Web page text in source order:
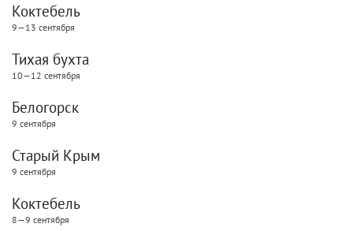
Коктебель
9—13 сентября
Тихая бухта
10—12 сентября
Белогорск
9 сентября
Старый Крым
9 сентября
Коктебель
8—9 сентября